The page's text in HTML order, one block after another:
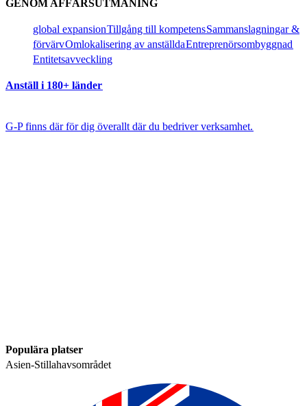
GENOM AFFÄRSUTMANING​​
global expansion​​Tillgång till kompetens​​Sammanslagningar &
förvärv​​Omlokalisering av anställda​​Entreprenörsombyggnad​​
Entitetsavveckling​​
Anställ i 180+ länder​​
G-P finns där för dig överallt där du bedriver verksamhet.​​
Populära platser​​
Asien-Stillahavsområdet​​